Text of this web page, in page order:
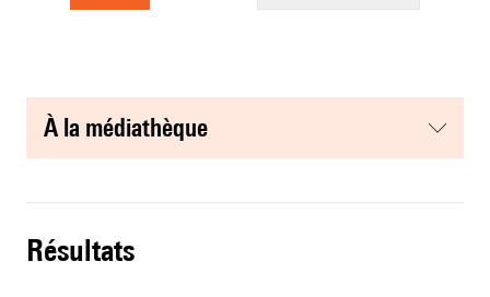
à la médiathèque
résultats